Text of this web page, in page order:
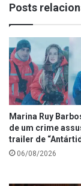
Posts
Marina Ruy
de um crime
trailer de
06/08/2026